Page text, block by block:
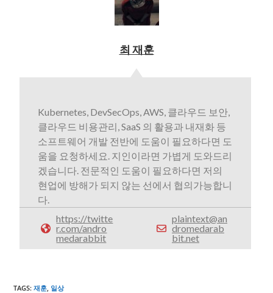
최 재훈
Kubernetes, DevSecOps, AWS, 클라우드 보안,
클라우드 비용관리, SaaS 의 활용과 내재화 등
소프트웨어 개발 전반에 도움이 필요하다면 도
움을 요청하세요. 지인이라면 가볍게 도와드리
겠습니다. 전문적인 도움이 필요하다면 저의
현업에 방해가 되지 않는 선에서 협의가능합니
다.
https://twitte
r.com/andro
medarabbit
plaintext@an
dromedarab
bit.net
TAGS:재훈, 일상